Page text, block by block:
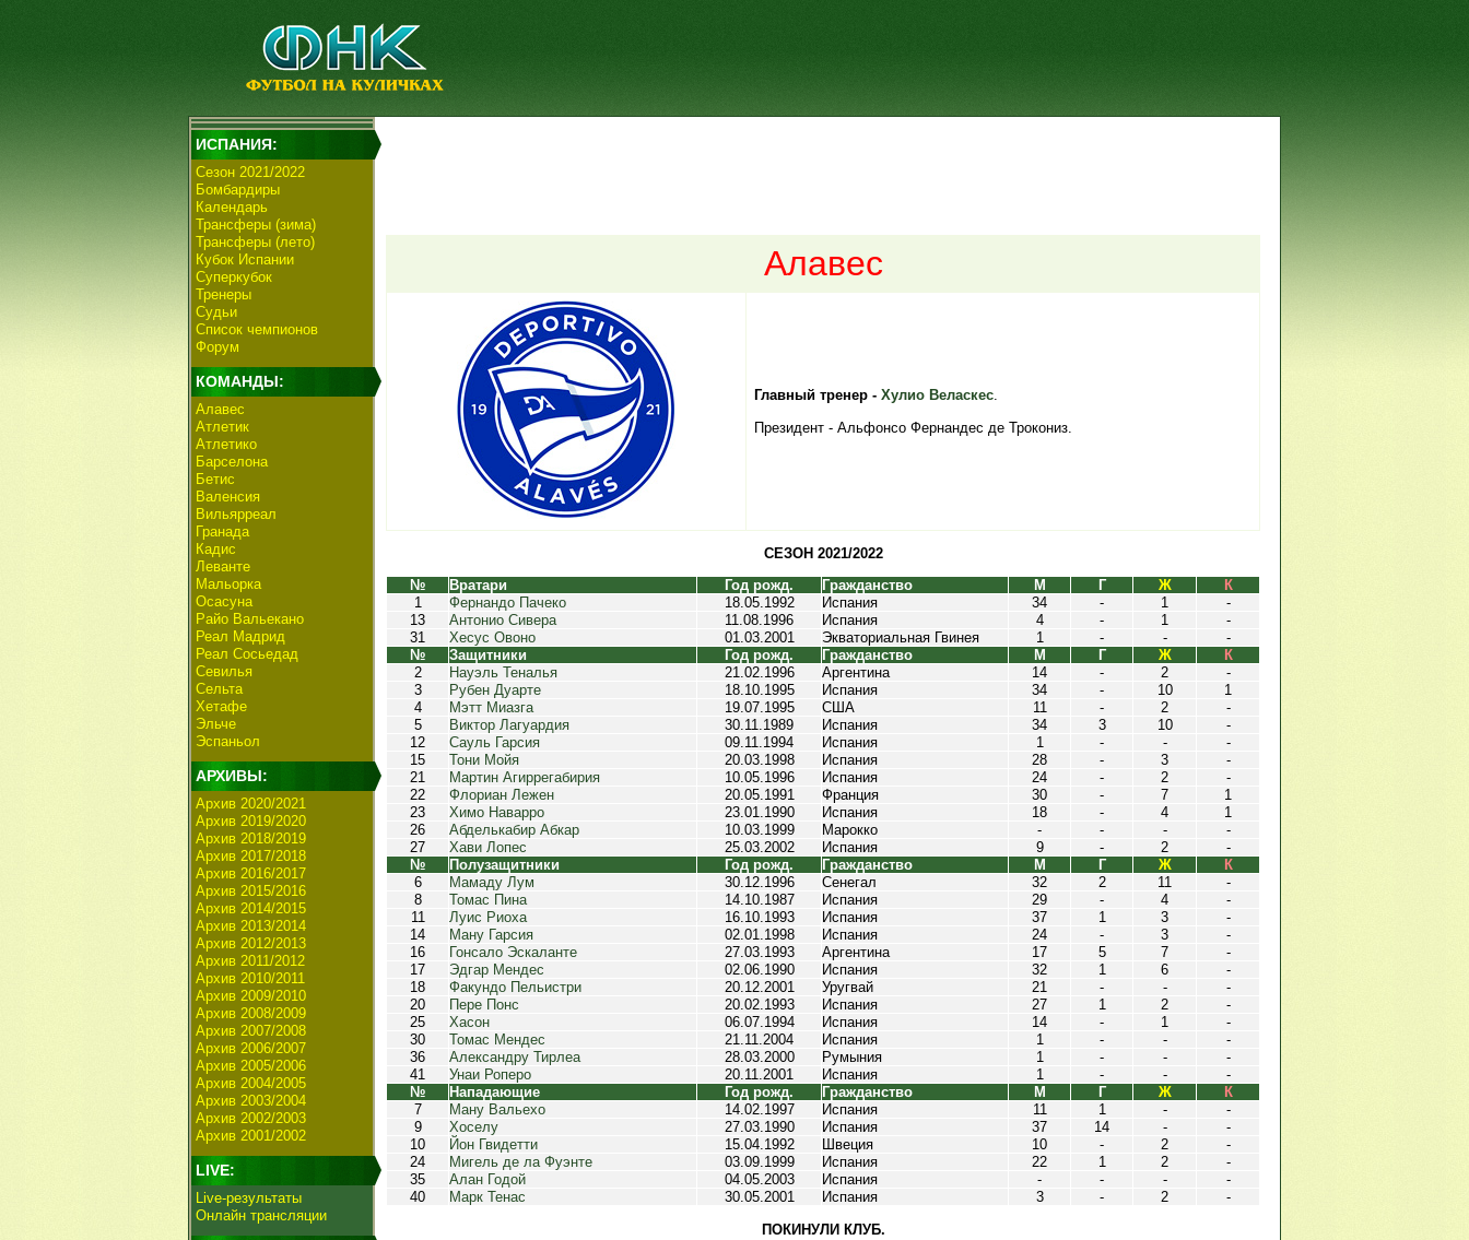
ИСПАНИЯ:
Сезон 2021/2022
Бомбардиры
Календарь
Трансферы (зима)
Трансферы (лето)
Кубок Испании
Суперкубок
Тренеры
Судьи
Список чемпионов
Форум
КОМАНДЫ:
Алавес
Атлетик
Атлетико
Барселона
Бетис
Валенсия
Вильярреал
Гранада
Кадис
Леванте
Мальорка
Осасуна
Райо Вальекано
Реал Мадрид
Реал Сосьедад
Севилья
Сельта
Хетафе
Эльче
Эспаньол
АРХИВЫ:
Архив 2020/2021
Архив 2019/2020
Архив 2018/2019
Архив 2017/2018
Архив 2016/2017
Архив 2015/2016
Архив 2014/2015
Архив 2013/2014
Архив 2012/2013
Архив 2011/2012
Архив 2010/2011
Архив 2009/2010
Архив 2008/2009
Архив 2007/2008
Архив 2006/2007
Архив 2005/2006
Архив 2004/2005
Архив 2003/2004
Архив 2002/2003
Архив 2001/2002
LIVE:
Live-результаты
Онлайн трансляции
Алавес
Главный тренер - Хулио Веласкес.
Президент - Альфонсо Фернандес де Трокониз.
СЕЗОН 2021/2022
№
Вратари Год рожд. Гражданство М Г Ж
К
1
Фернандо Пачеко 18.05.1992 Испания 34 - 1
-
13
Антонио Сивера 11.08.1996 Испания 4 - 1
-
31
Хесус Овоно 01.03.2001 Экваториальная Гвинея 1 - -
-
№
Защитники Год рожд. Гражданство М Г Ж
К
2
Науэль Теналья 21.02.1996 Аргентина 14 - 2
-
3
Рубен Дуарте 18.10.1995 Испания 34 - 10
1
4
Мэтт Миазга 19.07.1995 США 11 - 2
-
5
Виктор Лагуардия 30.11.1989 Испания 34 3 10
-
12
Сауль Гарсия 09.11.1994 Испания 1 - -
-
15
Тони Мойя 20.03.1998 Испания 28 - 3
-
21
Мартин Агиррегабирия 10.05.1996 Испания 24 - 2
-
22
Флориан Лежен 20.05.1991 Франция 30 - 7
1
23
Химо Наварро 23.01.1990 Испания 18 - 4
1
26
Абделькабир Абкар 10.03.1999 Марокко - - -
-
27
Хави Лопес 25.03.2002 Испания 9 - 2
-
№
Полузащитники Год рожд. Гражданство М Г Ж
К
6
Мамаду Лум 30.12.1996 Сенегал 32 2 11
-
8
Томас Пина 14.10.1987 Испания 29 - 4
-
11
Луис Риоха 16.10.1993 Испания 37 1 3
-
14
Ману Гарсия 02.01.1998 Испания 24 - 3
-
16
Гонсало Эскаланте 27.03.1993 Аргентина 17 5 7
-
17
Эдгар Мендес 02.06.1990 Испания 32 1 6
-
18
Факундо Пельистри 20.12.2001 Уругвай 21 - -
-
20
Пере Понс 20.02.1993 Испания 27 1 2
-
25
Хасон 06.07.1994 Испания 14 - 1
-
30
Томас Мендес 21.11.2004 Испания 1 - -
-
36
Александру Тирлеа 28.03.2000 Румыния 1 - -
-
41
Унаи Роперо 20.11.2001 Испания 1 - -
-
№
Нападающие Год рожд. Гражданство М Г Ж
К
7
Ману Вальехо 14.02.1997 Испания 11 1 -
-
9
Хоселу 27.03.1990 Испания 37 14 -
-
10
Йон Гвидетти 15.04.1992 Швеция 10 - 2
-
24
Мигель де ла Фуэнте 03.09.1999 Испания 22 1 2
-
35
Алан Годой 04.05.2003 Испания - - -
-
40
Марк Тенас 30.05.2001 Испания 3 - 2
-
ПОКИНУЛИ КЛУБ.